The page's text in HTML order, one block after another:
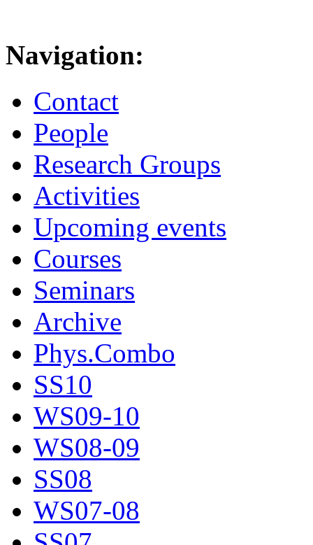
Navigation:
Contact
People
Research Groups
Activities
Upcoming events
Courses
Seminars
Archive
Phys.Combo
SS10
WS09-10
WS08-09
SS08
WS07-08